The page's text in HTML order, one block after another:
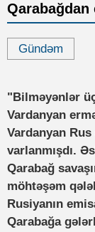
Qarabağdan
Gündəm
"Bilməyənlər
Vardanyan
Vardanyan
varlanmışdı.
Qarabağ
möhtəşəm
Rusiyanın
Qarabağa